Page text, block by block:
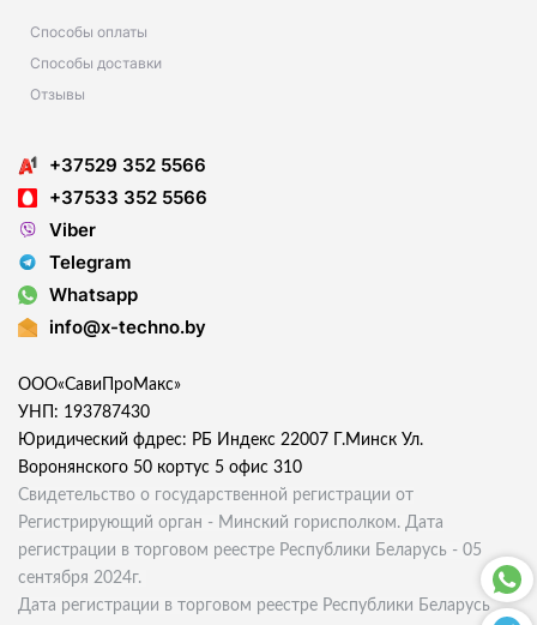
Способы оплаты
Способы доставки
Отзывы
+37529 352 5566
+37533 352 5566
Viber
Telegram
Whatsapp
info@x-techno.by
ООО«СавиПроМакс»
УНП: 193787430
Юридический фдрес: РБ Индекс 22007 Г.Минск Ул.
Воронянского 50 кортус 5 офис 310
Свидетельство о государственной регистрации от
Регистрирующий орган - Минский горисполком. Дата
регистрации в торговом реестре Республики Беларусь - 05
сентября 2024г.
Дата регистрации в торговом реестре Республики Беларусь